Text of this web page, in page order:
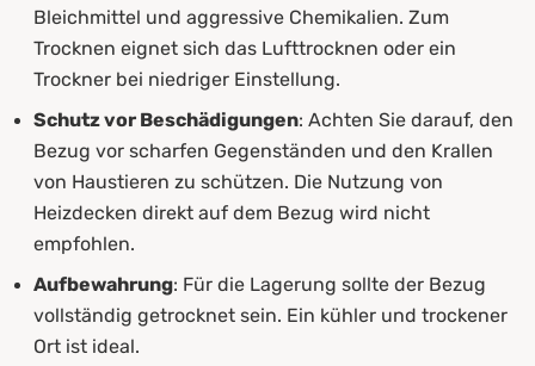
Bleichmittel und aggressive Chemikalien. Zum
Trocknen eignet sich das Lufttrocknen oder ein
Trockner bei niedriger Einstellung.
Schutz vor Beschädigungen: Achten Sie darauf, den
Bezug vor scharfen Gegenständen und den Krallen
von Haustieren zu schützen. Die Nutzung von
Heizdecken direkt auf dem Bezug wird nicht
empfohlen.
Aufbewahrung: Für die Lagerung sollte der Bezug
vollständig getrocknet sein. Ein kühler und trockener
Ort ist ideal.